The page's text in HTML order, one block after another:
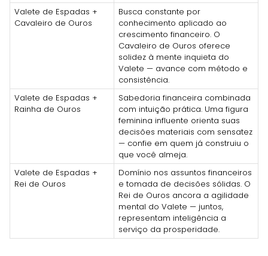
Valete de Espadas +
Cavaleiro de Ouros
Busca constante por
conhecimento aplicado ao
crescimento financeiro. O
Cavaleiro de Ouros oferece
solidez à mente inquieta do
Valete — avance com método e
consistência.
Valete de Espadas +
Rainha de Ouros
Sabedoria financeira combinada
com intuição prática. Uma figura
feminina influente orienta suas
decisões materiais com sensatez
— confie em quem já construiu o
que você almeja.
Valete de Espadas +
Rei de Ouros
Domínio nos assuntos financeiros
e tomada de decisões sólidas. O
Rei de Ouros ancora a agilidade
mental do Valete — juntos,
representam inteligência a
serviço da prosperidade.